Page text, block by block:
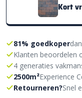
Kort
81% goedkoper
Klanten beoordelen
4 generaties
2500m²Experience
Retourneren?Snel